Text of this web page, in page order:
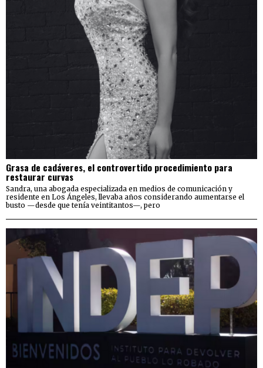
Grasa de cadáveres, el controvertido procedimiento para
restaurar curvas
Sandra, una abogada especializada en medios de comunicación y
residente en Los Ángeles, llevaba años considerando aumentarse el
busto —desde que tenía veintitantos—, pero